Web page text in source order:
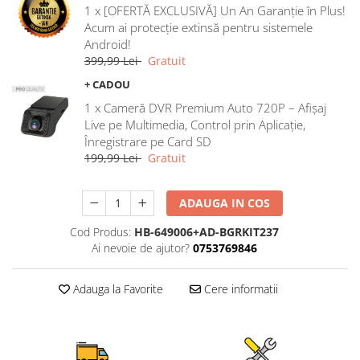
Rame adaptoare Ford
Rame adaptoare M-Benz
Rame adaptoare Opel
Rame adaptoare Skoda
Rame adaptoare Suzuki
Rame adaptoare Dacia
Rame adaptoare Audi
Rame adaptoare Renault
1 x [OFERTĂ EXCLUSIVĂ] Un An Garanție în Plus!
Acum ai protecție extinsă pentru sistemele
Android!
399,99 Lei Gratuit
+ CADOU
1 x Cameră DVR Premium Auto 720P – Afișaj
Live pe Multimedia, Control prin Aplicație,
Înregistrare pe Card SD
199,99 Lei Gratuit
ADAUGA IN COS
Cod Produs: HB-649006+AD-BGRKIT237
Ai nevoie de ajutor? 0753769846
Adauga la Favorite Cere informatii